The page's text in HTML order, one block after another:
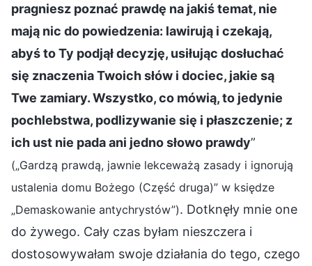
pragniesz poznać prawdę na jakiś temat, nie
mają nic do powiedzenia: lawirują i czekają,
abyś to Ty podjął decyzję, usiłując dosłuchać
się znaczenia Twoich słów i dociec, jakie są
Twe zamiary. Wszystko, co mówią, to jedynie
pochlebstwa, podlizywanie się i płaszczenie; z
ich ust nie pada ani jedno słowo prawdy”
(„Gardzą prawdą, jawnie lekceważą zasady i ignorują
ustalenia domu Bożego (Część druga)” w księdze
„Demaskowanie antychrystów”). Dotknęły mnie one
do żywego. Cały czas byłam nieszczera i
dostosowywałam swoje działania do tego, czego